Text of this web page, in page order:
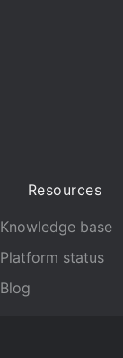
Resources
Knowledge base
Platform status
Blog